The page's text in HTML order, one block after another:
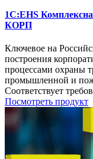
1С:EHS
КОРП
Ключевое на
построения
процессами охраны
промышленной и
Соответствует
Посмотреть продукт